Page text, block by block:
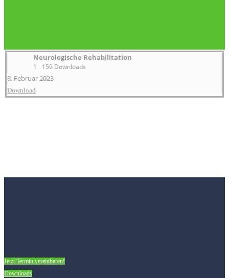
Neurologische Rehabilitation
1 159 Downloads
8. Februar 2023
Download
Jetzt Termin vereinbaren!
Downloads